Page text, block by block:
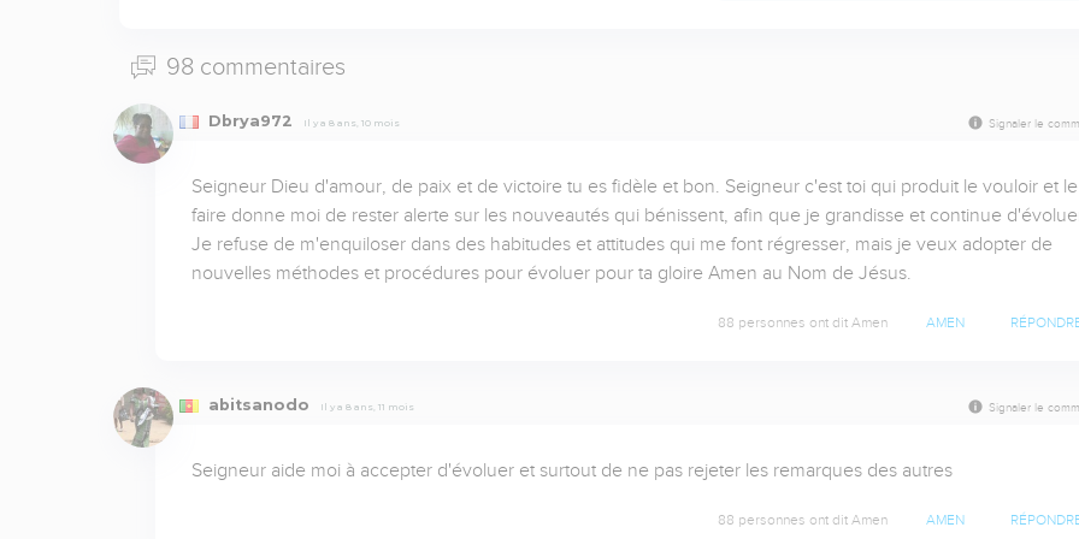
98 commentaires
Dbrya972 Il y a 8 ans, 10 mois Signaler le
Seigneur Dieu d'amour, de paix et de victoire tu es fidèle et bon. Seigneur c'est toi qui produit le vouloir et le
faire donne moi de rester alerte sur les nouveautés qui bénissent, afin que je grandisse et continue
Je refuse de m'enquiloser dans des habitudes et attitudes qui me font régresser, mais je veux adopter de
nouvelles méthodes et procédures pour évoluer pour ta gloire Amen au Nom de Jésus.
88 personnes ont dit Amen AMEN
abitsanodo Il y a 8 ans, 11 mois Signaler le
Seigneur aide moi à accepter d'évoluer et surtout de ne pas rejeter les remarques des autres
88 personnes ont dit Amen AMEN